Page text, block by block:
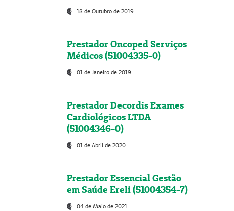
18 de Outubro de 2019
Prestador Oncoped Serviços
Médicos (51004335-0)
01 de Janeiro de 2019
Prestador Decordis Exames
Cardiológicos LTDA
(51004346-0)
01 de Abril de 2020
Prestador Essencial Gestão
em Saúde Ereli (51004354-7)
04 de Maio de 2021